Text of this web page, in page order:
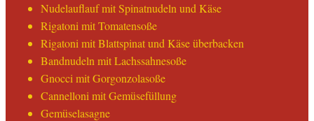
Nudelauflauf mit Spinatnudeln und Käse
Rigatoni mit Tomatensoße
Rigatoni mit Blattspinat und Käse überbacken
Bandnudeln mit Lachssahnesoße
Gnocci mit Gorgonzolasoße
Cannelloni mit Gemüsefüllung
Gemüselasagne